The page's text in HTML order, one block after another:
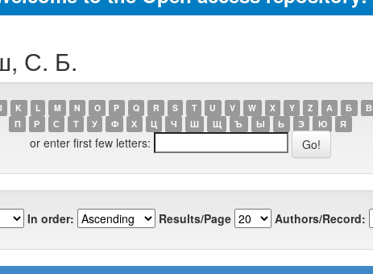
С. Б.
K L M N O P Q R S T U V W X Y Z А Б В
П
Р С Т У Ф Х Ц Ч Ш Щ Ъ Ы Ь Э Ю Я
or enter first few letters:
In order: Results/Page Authors/Record: